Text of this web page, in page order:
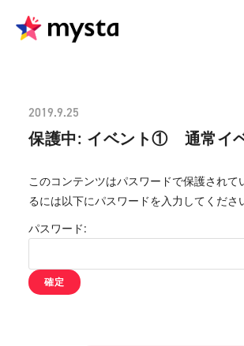
2019.9.25
保護中: イベント① 通常イ
このコンテンツはパスワードで保護されて
るには以下にパスワードを入力してくださ
パスワード: